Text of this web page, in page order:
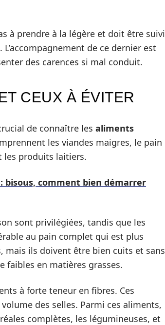
à prendre à la légère et doit être suivi
. L’accompagnement de ce dernier est
des carences si mal conduit.
CEUX À ÉVITER
de connaître les aliments
les viandes maigres, le pain
les produits laitiers.
bisous, comment bien démarrer
sont privilégiées, tandis que les
au pain complet qui est plus
mais ils doivent être bien cuits et sans
faibles en matières grasses.
à forte teneur en fibres. Ces
des selles. Parmi ces aliments,
complètes, les légumineuses, et